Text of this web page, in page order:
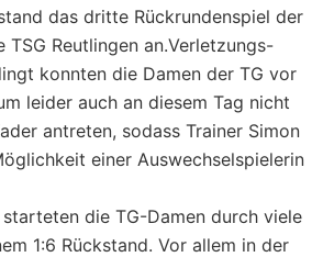
das dritte Rückrundenspiel der
TSG Reutlingen an.Verletzungs-
konnten die Damen der TG vor
leider auch an diesem Tag nicht
antreten, sodass Trainer Simon
einer Auswechselspielerin
die TG-Damen durch viele
1:6 Rückstand. Vor allem in der